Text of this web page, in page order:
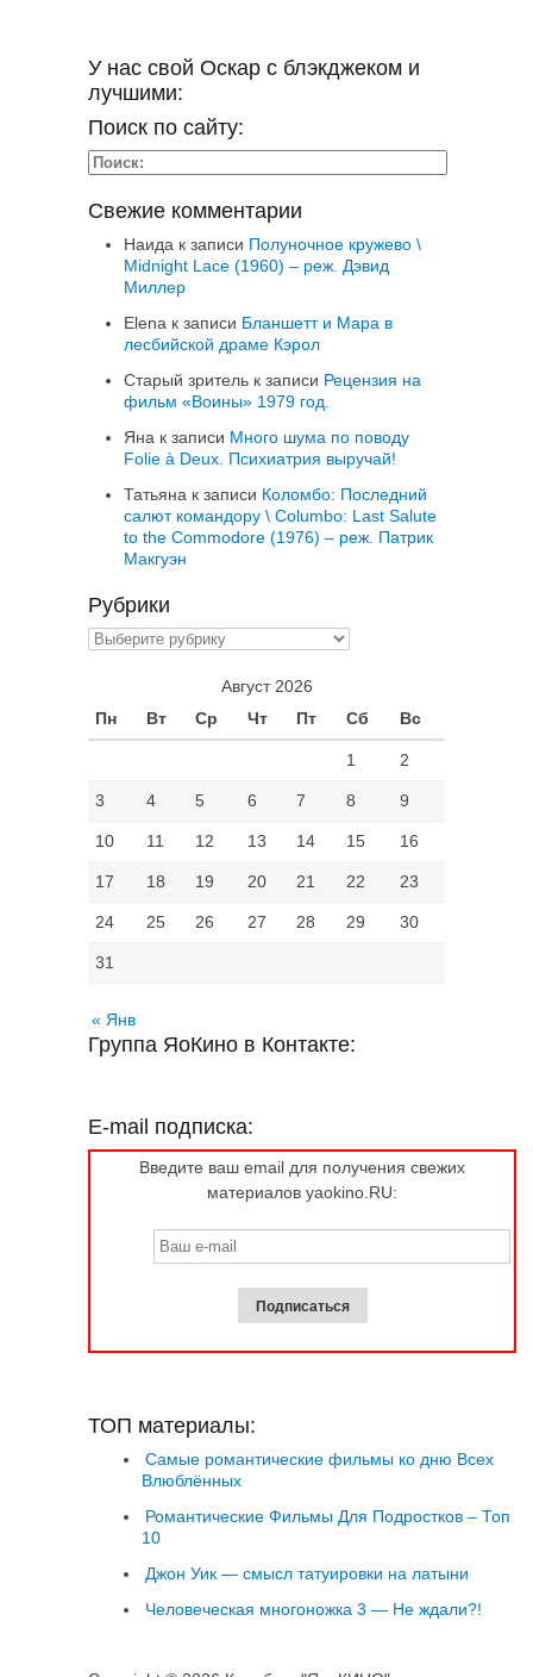
У нас свой Оскар с блэкджеком и
лучшими:
Поиск по сайту:
Свежие комментарии
Наида к записи Полуночное кружево \
Midnight Lace (1960) – реж. Дэвид
Миллер
Elena к записи Бланшетт и Мара в
лесбийской драме Кэрол
Старый зритель к записи Рецензия на
фильм «Воины» 1979 год.
Яна к записи Много шума по поводу
Folie à Deux. Психиатрия выручай!
Татьяна к записи Коломбо: Последний
салют командору \ Columbo: Last Salute
to the Commodore (1976) – реж. Патрик
Макгуэн
Рубрики
Рубрики
Август 2026
Пн
Вт Ср Чт Пт Сб Вс
1 2
3 4 5 6 7 8 9
10 11 12 13 14 15 16
17 18 19 20 21 22 23
24 25 26 27 28 29 30
31
« Янв
Группа ЯоКино в Контакте:
E-mail подписка:
Введите ваш email для получения свежих
материалов yaokino.RU:
ТОП материалы:
Самые романтические фильмы ко дню Всех
Влюблённых
Романтические Фильмы Для Подростков – Топ
10
Джон Уик — смысл татуировки на латыни
Человеческая многоножка 3 — Не ждали?!